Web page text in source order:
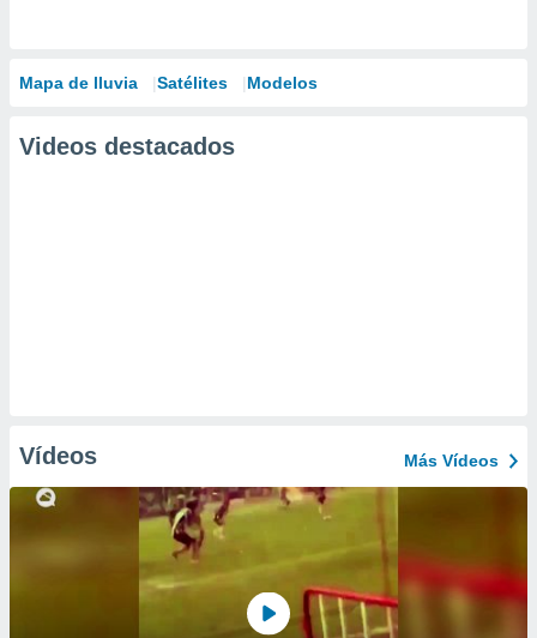
Mapa de lluvia Satélites Modelos
Videos destacados
Vídeos Más Vídeos